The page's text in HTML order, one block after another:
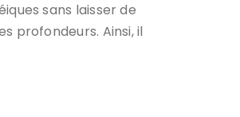
sans laisser de
profondeurs. Ainsi, il